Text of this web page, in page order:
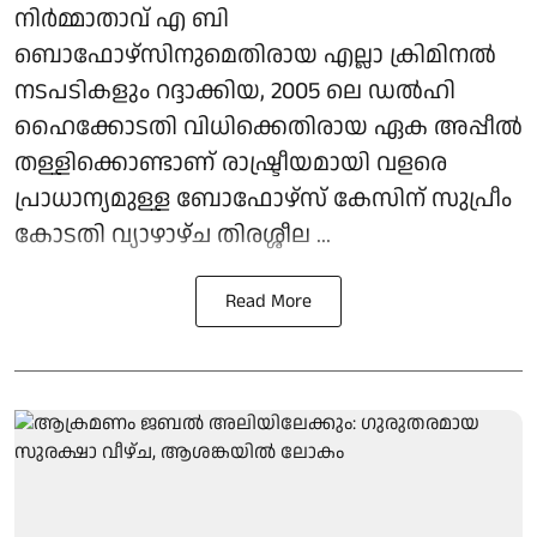
നിർമ്മാതാവ് എ ബി
ബൊഫോഴ്‌സിനുമെതിരായ എല്ലാ ക്രിമിനൽ
നടപടികളും റദ്ദാക്കിയ, 2005 ലെ ഡൽഹി
ഹൈക്കോടതി വിധിക്കെതിരായ ഏക അപ്പീൽ
തള്ളിക്കൊണ്ടാണ് രാഷ്ട്രീയമായി വളരെ
പ്രാധാന്യമുള്ള ബോഫോഴ്‌സ് കേസിന് സുപ്രീം
കോടതി വ്യാഴാഴ്ച തിരശ്ശീല ...
Read More